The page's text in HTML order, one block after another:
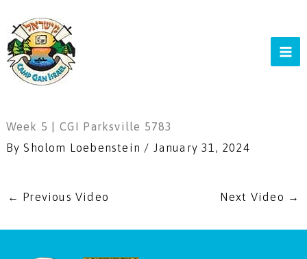
to
content
Week 5 | CGI Parksville 5783
By Sholom Loebenstein / January 31, 2024
← Previous Video Next Video →